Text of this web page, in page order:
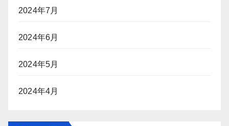
2024年7月
2024年6月
2024年5月
2024年4月